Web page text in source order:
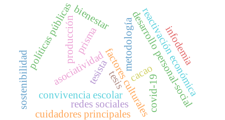
factores culturales
cacao
producción
asociatividad metodologíadesarrollo personal-social
bienestar
convivencia escolar
políticas públicas reactivación económica
sostenibilidad covid-19
tesis
tesista
redes sociales
infodemia
cuidadores principales
prisma